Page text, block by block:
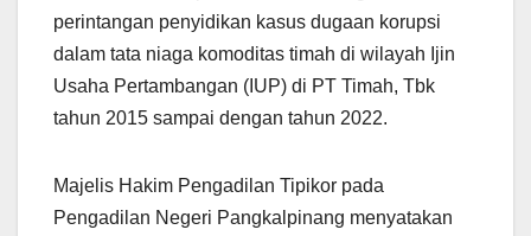
perintangan penyidikan kasus dugaan korupsi
dalam tata niaga komoditas timah di wilayah Ijin
Usaha Pertambangan (IUP) di PT Timah, Tbk
tahun 2015 sampai dengan tahun 2022.
Majelis Hakim Pengadilan Tipikor pada
Pengadilan Negeri Pangkalpinang menyatakan